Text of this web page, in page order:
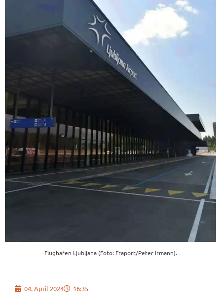
Flughafen Ljubljana (Foto: Fraport/Peter Irmann).
04. April 2024 16:35